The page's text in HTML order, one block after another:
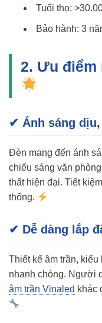
Tuổi thọ:
Bảo hành: 3
2. Ưu điểm
✔ Ánh sáng
Đèn mang đến ánh
chiếu sáng văn
thất hiện đại. Tiết
thống.
✔ Dễ dàng lắp
Thiết kế âm trần,
nhanh chóng. Người
âm trần Vinaled khác